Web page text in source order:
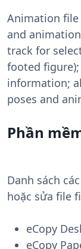
Animation file
and
track for
footed
information;
poses and
Phần
Danh sách
hoặc sửa file
eCopy
eCopy